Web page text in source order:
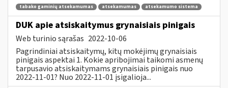
tabako gaminių atsekamumas atsekamumas atsekamumo sistema
DUK apie atsiskaitymus grynaisiais pinigais
Web turinio sąrašas 2022-10-06
Pagrindiniai atsiskaitymų, kitų mokėjimų grynaisiais
pinigais aspektai 1. Kokie apribojimai taikomi asmenų
tarpusavio atsiskaitymams grynaisiais pinigais nuo
2022-11-01? Nuo 2022-11-01 įsigalioja...